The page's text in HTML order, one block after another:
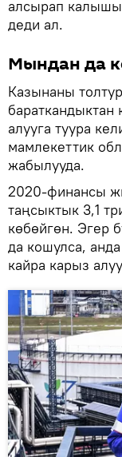
алсырап
деди ал.
Мындан да
Казынаны
бараткандыктан
алууга туура
мамлекеттик
жабылууда.
2020-финансы
таңсыктык 3,1
көбөйгөн. Эгер
да кошулса,
кайра карыз